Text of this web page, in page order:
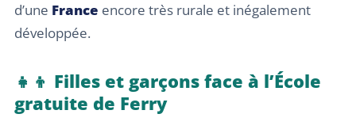
d’une France encore très rurale et inégalement
développée.
👧👦 Filles et garçons face à l’École
gratuite de Ferry